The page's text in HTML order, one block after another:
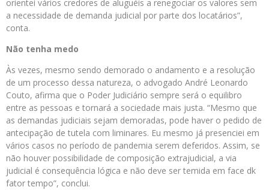
orientei vários credores de aluguéis a renegociar os valores sem
a necessidade de demanda judicial por parte dos locatários”,
conta.
Não tenha medo
Às vezes, mesmo sendo demorado o andamento e a resolução
de um processo dessa natureza, o advogado André Leonardo
Couto, afirma que o Poder Judiciário sempre será o equilibro
entre as pessoas e tornará a sociedade mais justa. “Mesmo que
as demandas judiciais sejam demoradas, pode haver o pedido de
antecipação de tutela com liminares. Eu mesmo já presenciei em
vários casos no período de pandemia serem deferidos. Assim, se
não houver possibilidade de composição extrajudicial, a via
judicial é consequência lógica e não deve ser temida em face dk
fator tempo”, conclui.